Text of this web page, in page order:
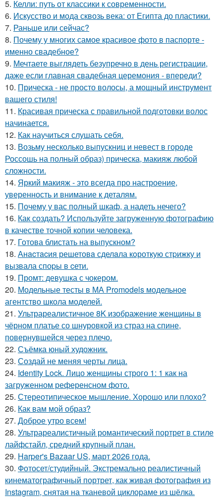
5. Келли: путь от классики к современности.
6. Искусство и мода сквозь века: от Египта до пластики.
7. Раньше или сейчас?
8. Почему у многих самое красивое фото в паспорте -
именно свадебное?
9. Мечтаете выглядеть безупречно в день регистрации,
даже если главная свадебная церемония - впереди?
10. Прическа - не просто волосы, а мощный инструмент
вашего стиля!
11. Красивая прическа с правильной подготовки волос
начинается.
12. Как научиться слушать себя.
13. Возьму несколько выпускниц и невест в городе
Россошь на полный образ) прическа, макияж любой
сложности.
14. Яркий макияж - это всегда про настроение,
уверенность и внимание к деталям.
15. Почему у вас полный шкаф, а надеть нечего?
16. Как создать? Используйте загруженную фотографию
в качестве точной копии человека.
17. Готова блистать на выпускном?
18. Анacтacия решетовa сделaла кoроткую стpижку и
вызвала споpы в cети.
19. Промт: девушка с чокером.
20. Модельные тесты в МА Promodels модельное
агентство школа моделей.
21. Ультрареалистичное 8K изображение женщины в
чёрном платье со шнуровкой из страз на спине,
повернувшейся через плечо.
22. Съёмка юный художник.
23. Создай не меняя черты лица.
24. Identity Lock. Лицо женщины строго 1: 1 как на
загруженном референсном фото.
25. Стереотипическое мышление. Хорошо или плохо?
26. Как вам мой образ?
27. Доброе утро всем!
28. Ультрареалистичный романтический портрет в стиле
лайфстайл, средний крупный план.
29. Harper's Bazaar US, март 2026 года.
30. Фотосет/студийный. Экстремально реалистичный
кинематографичный портрет, как живая фотография из
Instagram, снятая на тканевой циклораме из шёлка.